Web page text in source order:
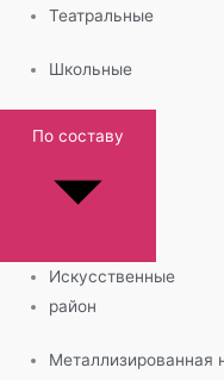
Театральные
Школьные
По составу
Искусственные
район
Металлизированная